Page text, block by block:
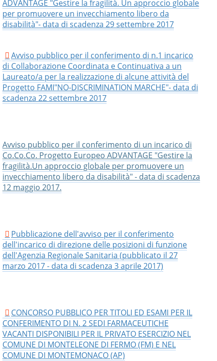
ADVANTAGE "Gestire la fragilità. Un approccio globale
per promuovere un invecchiamento libero da
disabilità"- data di scadenza 29 settembre 2017
Avviso pubblico per il conferimento di n.1 incarico
di Collaborazione Coordinata e Continuativa a un
Laureato/a per la realizzazione di alcune attività del
Progetto FAMI"NO-DISCRIMINATION MARCHE"- data di
scadenza 22 settembre 2017
Avviso pubblico per il conferimento di un incarico di
Co.Co.Co. Progetto Europeo ADVANTAGE "Gestire la
fragilità.Un approccio globale per promuovere un
invecchiamento libero da disabilità" - data di scadenza
12 maggio 2017.
Pubblicazione dell'avviso per il conferimento
dell'incarico di direzione delle posizioni di funzione
dell'Agenzia Regionale Sanitaria (pubblicato il 27
marzo 2017 - data di scadenza 3 aprile 2017)
CONCORSO PUBBLICO PER TITOLI ED ESAMI PER IL
CONFERIMENTO DI N. 2 SEDI FARMACEUTICHE
VACANTI DISPONIBILI PER IL PRIVATO ESERCIZIO NEL
COMUNE DI MONTELEONE DI FERMO (FM) E NEL
COMUNE DI MONTEMONACO (AP)